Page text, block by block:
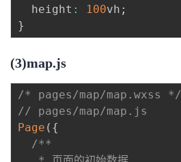
  height
: 100vh ;
}
(3)map.js
/* pages/map/map.wxss */
// pages/map/map.js
Page ( {
/**